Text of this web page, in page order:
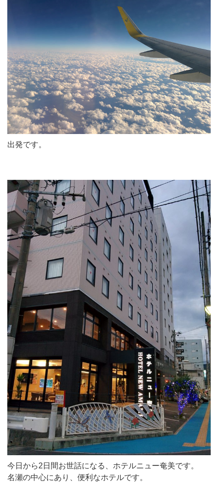
出発です。
今日から2日間お世話になる、ホテルニュー奄美です。
名瀬の中心にあり、便利なホテルです。